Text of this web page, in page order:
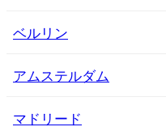
ベルリン
アムステルダム
マドリード